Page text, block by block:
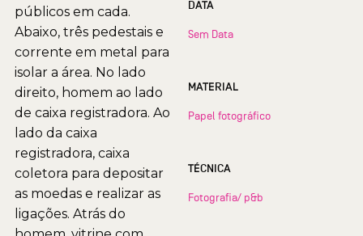
públicos em cada.
Abaixo, três pedestais e
corrente em metal para
isolar a área. No lado
direito, homem ao lado
de caixa registradora. Ao
lado da caixa
registradora, caixa
coletora para depositar
as moedas e realizar as
ligações. Atrás do
DATA
Sem Data
MATERIAL
Papel fotográfico
TÉCNICA
Fotografia/ p&b